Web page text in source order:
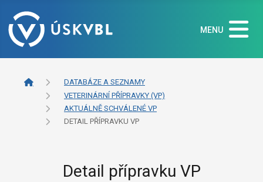
MENU
DATABÁZE A SEZNAMY
VETERINÁRNÍ PŘÍPRAVKY (VP)
AKTUÁLNĚ SCHVÁLENÉ VP
DETAIL PŘÍPRAVKU VP
Detail přípravku VP